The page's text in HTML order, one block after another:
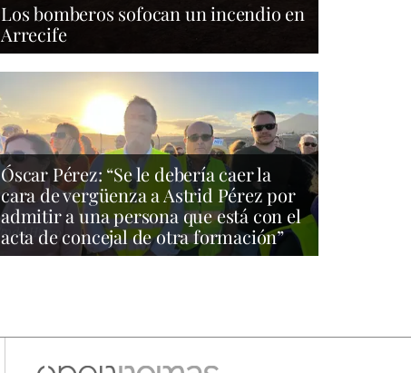
Los bomberos sofocan un incendio en
Arrecife
Óscar Pérez: “Se le debería caer la
cara de vergüenza a Astrid Pérez por
admitir a una persona que está con el
acta de concejal de otra formación”